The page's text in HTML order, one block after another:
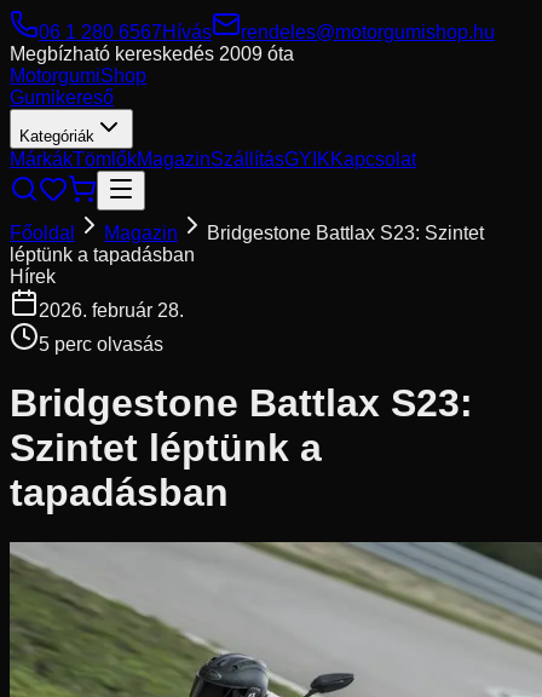
06 1 280 6567Hívás
rendeles@motorgumishop.hu
Megbízható kereskedés 2009 óta
MotorgumiShop
Gumikereső
Kategóriák
MárkákTömlőkMagazinSzállításGYIKKapcsolat
Főoldal Magazin
Bridgestone Battlax S23: Szintet
léptünk a tapadásban
Hírek
2026. február 28.
5 perc olvasás
Bridgestone Battlax S23:
Szintet léptünk a
tapadásban